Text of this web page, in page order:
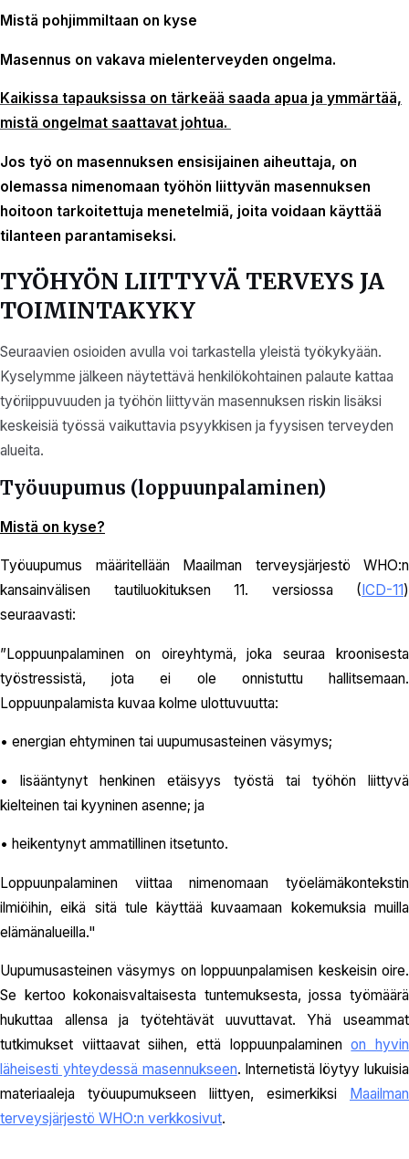
Mistä pohjimmiltaan on kyse
Masennus on vakava mielenterveyden ongelma.
Kaikissa tapauksissa on tärkeää saada apua ja ymmärtää,
mistä ongelmat saattavat johtua.
Jos työ on masennuksen ensisijainen aiheuttaja, on
olemassa nimenomaan työhön liittyvän masennuksen
hoitoon tarkoitettuja menetelmiä, joita voidaan käyttää
tilanteen parantamiseksi.
TYÖHYÖN LIITTYVÄ TERVEYS JA
TOIMINTAKYKY
Seuraavien osioiden avulla voi tarkastella yleistä työkykyään.
Kyselymme jälkeen näytettävä henkilökohtainen palaute kattaa
työriippuvuuden ja työhön liittyvän masennuksen riskin lisäksi
keskeisiä työssä vaikuttavia psyykkisen ja fyysisen terveyden
alueita.
Työuupumus (loppuunpalaminen)
Mistä on kyse?
Työuupumus määritellään Maailman terveysjärjestö WHO:n
kansainvälisen tautiluokituksen 11. versiossa ( ICD-11)
seuraavasti:
”Loppuunpalaminen on oireyhtymä, joka seuraa kroonisesta
työstressistä, jota ei ole onnistuttu hallitsemaan.
Loppuunpalamista kuvaa kolme ulottuvuutta:
• energian ehtyminen tai uupumusasteinen väsymys;
• lisääntynyt henkinen etäisyys työstä tai työhön liittyvä
kielteinen tai kyyninen asenne; ja
• heikentynyt ammatillinen itsetunto.
Loppuunpalaminen viittaa nimenomaan työelämäkontekstin
ilmiöihin, eikä sitä tule käyttää kuvaamaan kokemuksia muilla
elämänalueilla."
Uupumusasteinen väsymys on loppuunpalamisen keskeisin oire.
Se kertoo kokonaisvaltaisesta tuntemuksesta, jossa työmäärä
hukuttaa allensa ja työtehtävät uuvuttavat. Yhä useammat
tutkimukset viittaavat siihen, että loppuunpalaminenon hyvin
läheisesti yhteydessä masennukseen. Internetistä löytyy lukuisia
materiaaleja työuupumukseen liittyen, esimerkiksi
Maailman
terveysjärjestö WHO:n verkkosivut.